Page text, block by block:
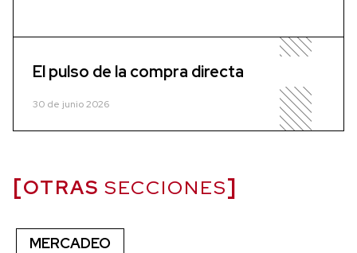
El pulso de la compra directa
30 de junio 2026
OTRAS SECCIONES
MERCADEO